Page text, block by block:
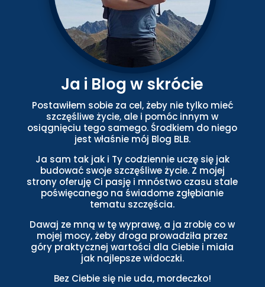
Ja i Blog w skrócie
Postawiłem sobie za cel, żeby nie tylko mieć
szczęśliwe życie, ale i pomóc innym w
osiągnięciu tego samego. Środkiem do niego
jest właśnie mój Blog BLB.
Ja sam tak jak i Ty codziennie uczę się jak
budować swoje szczęśliwe życie. Z mojej
strony oferuję Ci pasję i mnóstwo czasu stale
poświęcanego na świadome zgłębianie
tematu szczęścia.
Dawaj ze mną w tę wyprawę, a ja zrobię co w
mojej mocy, żeby droga prowadziła przez
góry praktycznej wartości dla Ciebie i miała
jak najlepsze widoczki.
Bez Ciebie się nie uda, mordeczko!